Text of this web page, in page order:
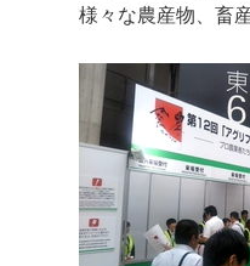
様々な農産物、畜